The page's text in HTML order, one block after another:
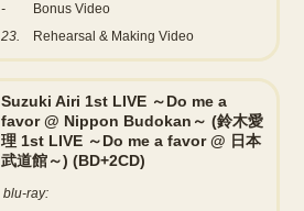
-
Bonus Video
23.
Rehearsal & Making Video
Suzuki Airi 1st LIVE ～Do me a
favor @ Nippon Budokan～ (鈴木愛
理 1st LIVE ～Do me a favor @ 日本
武道館～) (BD+2CD)
blu-ray: